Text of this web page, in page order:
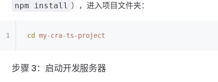
npm install ），进入项目文件夹：
cd my-cra-ts-project
步骤 3：启动开发服务器